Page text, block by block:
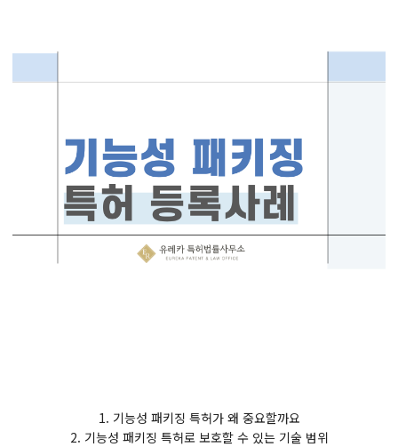
1. 기능성 패키징 특허가 왜 중요할까요
2. 기능성 패키징 특허로 보호할 수 있는 기술 범위